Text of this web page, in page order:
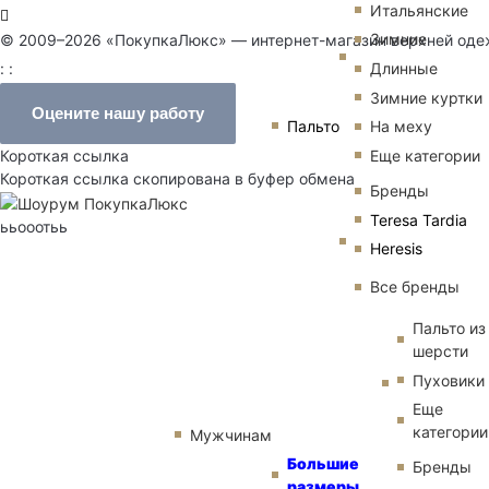
Мужчинам
Пальто
Итальянские
Зимние
Длинные
Зимние куртки
На меху
Еще категории
Бренды
Teresa Tardia
Heresis
Все бренды
Большие
Пальто из
шерсти
Пуховики
Еще
категории
Бренды
© 2009–2026 «ПокупкаЛюкс» — интернет-магазин верхней
: :
Оцените нашу работу
Короткая ссылка
Короткая ссылка скопирована в буфер обмена
ььооотьь